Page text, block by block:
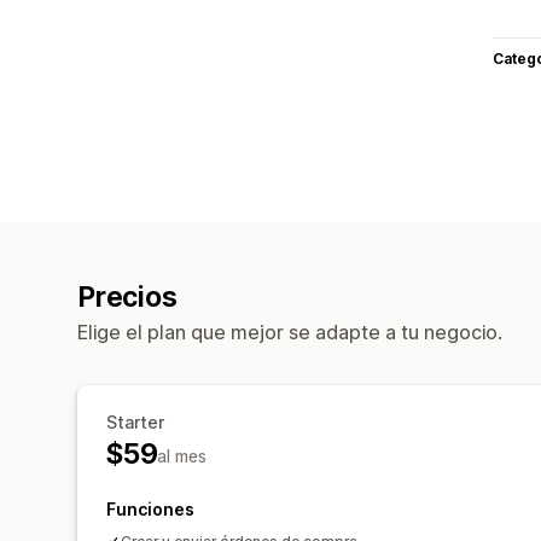
Precios
Elige el plan que mejor se adapte a tu negocio.
Starter
$59al mes
Funciones